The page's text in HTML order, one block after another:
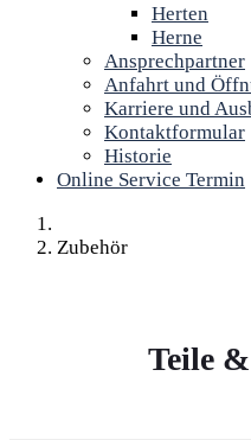
Herten
Herne
Ansprechpartner
Anfahrt und
Karriere und
Kontaktformular
Historie
Online Service Termin
Zubehör
Teile